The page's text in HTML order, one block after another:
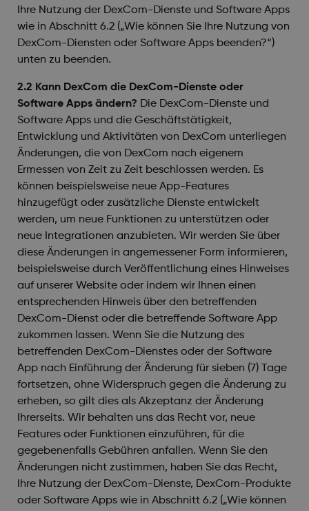
Ihre Nutzung der DexCom-Dienste und Software Apps
wie in Abschnitt 6.2 („Wie können Sie Ihre Nutzung von
DexCom-Diensten oder Software Apps beenden?“)
unten zu beenden.
2.2 Kann DexCom die DexCom-Dienste oder
Software Apps ändern? Die DexCom-Dienste und
Software Apps und die Geschäftstätigkeit,
Entwicklung und Aktivitäten von DexCom unterliegen
Änderungen, die von DexCom nach eigenem
Ermessen von Zeit zu Zeit beschlossen werden. Es
können beispielsweise neue App-Features
hinzugefügt oder zusätzliche Dienste entwickelt
werden, um neue Funktionen zu unterstützen oder
neue Integrationen anzubieten. Wir werden Sie über
diese Änderungen in angemessener Form informieren,
beispielsweise durch Veröffentlichung eines Hinweises
auf unserer Website oder indem wir Ihnen einen
entsprechenden Hinweis über den betreffenden
DexCom-Dienst oder die betreffende Software App
zukommen lassen. Wenn Sie die Nutzung des
betreffenden DexCom-Dienstes oder der Software
App nach Einführung der Änderung für sieben (7) Tage
fortsetzen, ohne Widerspruch gegen die Änderung zu
erheben, so gilt dies als Akzeptanz der Änderung
Ihrerseits. Wir behalten uns das Recht vor, neue
Features oder Funktionen einzuführen, für die
gegebenenfalls Gebühren anfallen. Wenn Sie den
Änderungen nicht zustimmen, haben Sie das Recht,
Ihre Nutzung der DexCom-Dienste, DexCom-Produkte
oder Software Apps wie in Abschnitt 6.2 („Wie können